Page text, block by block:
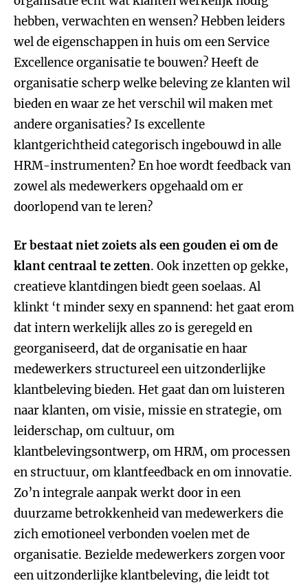
hebben, verwachten en wensen? Hebben leiders
wel de eigenschappen in huis om een Service
Excellence organisatie te bouwen? Heeft de
organisatie scherp welke beleving ze klanten wil
bieden en waar ze het verschil wil maken met
andere organisaties? Is excellente
klantgerichtheid categorisch ingebouwd in alle
HRM-instrumenten? En hoe wordt feedback van
zowel als medewerkers opgehaald om er
doorlopend van te leren?
Er bestaat niet zoiets als een gouden ei om de
klant centraal te zetten. Ook inzetten op gekke,
creatieve klantdingen biedt geen soelaas. Al
klinkt ‘t minder sexy en spannend: het gaat erom
dat intern werkelijk alles zo is geregeld en
georganiseerd, dat de organisatie en haar
medewerkers structureel een uitzonderlijke
klantbeleving bieden. Het gaat dan om luisteren
naar klanten, om visie, missie en strategie, om
leiderschap, om cultuur, om
klantbelevingsontwerp, om HRM, om processen
en structuur, om klantfeedback en om innovatie.
Zo’n integrale aanpak werkt door in een
duurzame betrokkenheid van medewerkers die
zich emotioneel verbonden voelen met de
organisatie. Bezielde medewerkers zorgen voor
een uitzonderlijke klantbeleving, die leidt tot